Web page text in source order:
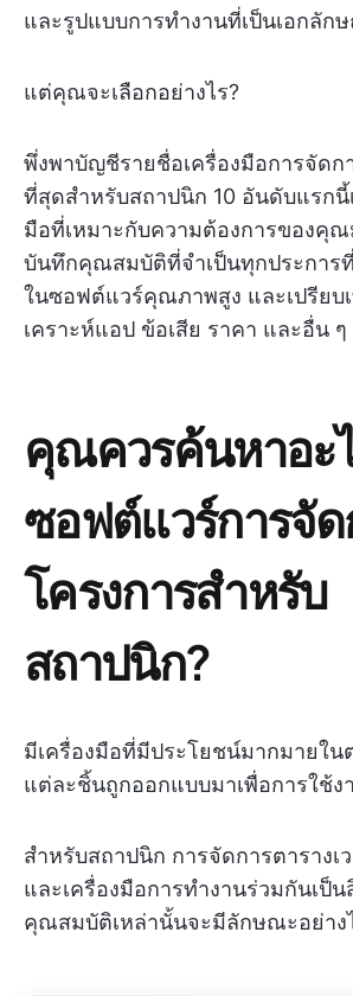
และรูปแบบการทำงานที่เป็นเอกลัก
แต่คุณจะเลือกอย่างไร?
พึ่งพาบัญชีรายชื่อเครื่องมือการจัดก
ที่สุดสำหรับสถาปนิก 10 อันดับแรกนี้
มือที่เหมาะกับความต้องการของคุ
บันทึกคุณสมบัติที่จำเป็นทุกประการ
ในซอฟต์แวร์คุณภาพสูง และเปรียบ
เคราะห์แอป ข้อเสีย ราคา และอื่น ๆ
คุณควรค้นหาอะ
ซอฟต์แวร์การจัด
โครงการสำหรับ
สถาปนิก?
มีเครื่องมือที่มีประโยชน์มากมายใ
แต่ละชิ้นถูกออกแบบมาเพื่อการใช้ง
สำหรับสถาปนิก การจัดการตารางเ
และเครื่องมือการทำงานร่วมกันเป็
คุณสมบัติเหล่านั้นจะมีลักษณะอย่าง